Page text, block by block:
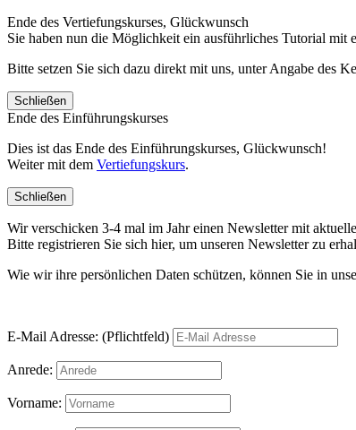
Ende des Vertiefungskurses, Glückwunsch
Sie haben nun die Möglichkeit ein ausführliches Tutorial mit
Bitte setzen Sie sich dazu direkt mit uns, unter Angabe des
Schließen
Ende des Einführungskurses
Dies ist das Ende des Einführungskurses, Glückwunsch!
Weiter mit dem Vertiefungskurs.
Schließen
Wir verschicken 3-4 mal im Jahr einen Newsletter mit
Bitte registrieren Sie sich hier, um unseren Newsletter zu
Wie wir ihre persönlichen Daten schützen, können Sie in
E-Mail Adresse: (Pflichtfeld)
Anrede:
Vorname: